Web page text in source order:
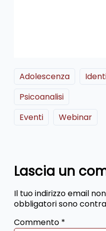
Adolescenza
Psicoanalisi
Eventi
Webinar
Lascia un
Il tuo indirizzo email
obbligatori sono
Commento *